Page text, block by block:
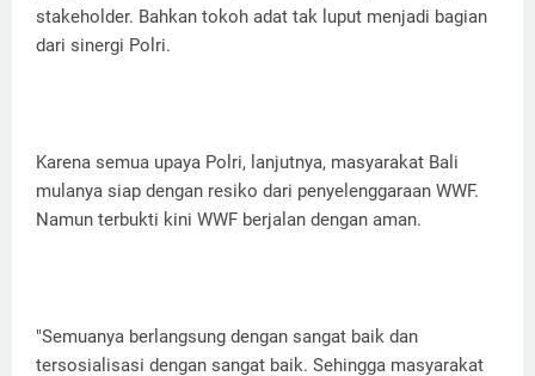
stakeholder. Bahkan tokoh adat tak luput menjadi bagian
dari sinergi Polri.
Karena semua upaya Polri, lanjutnya, masyarakat Bali
mulanya siap dengan resiko dari penyelenggaraan WWF.
Namun terbukti kini WWF berjalan dengan aman.
"Semuanya berlangsung dengan sangat baik dan
tersosialisasi dengan sangat baik. Sehingga masyarakat